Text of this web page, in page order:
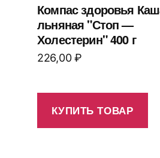
Компас здоровья
льняная "Стоп —
Холестерин" 400 г
226,00₽
КУПИТЬ ТОВАР